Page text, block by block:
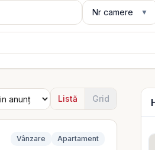
Număr camere
Nr camere ▼
Listă Grid
Vânzare Apartament